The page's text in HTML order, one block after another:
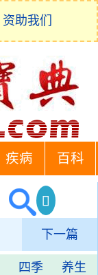
资助我们
疾病 百科
下一篇
四季 养生